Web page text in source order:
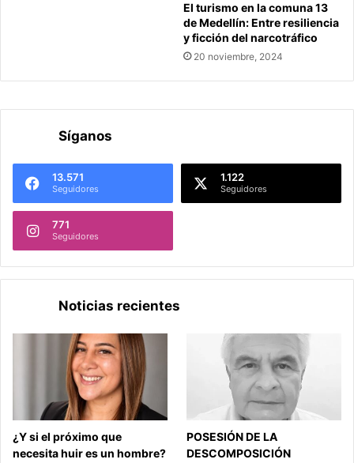
El turismo en la comuna 13
de Medellín: Entre resiliencia
y ficción del narcotráfico
20 noviembre, 2024
Síganos
13.571
Seguidores
1.122
Seguidores
771
Seguidores
Noticias recientes
¿Y si el próximo que
necesita huir es un hombre?
POSESIÓN DE LA
DESCOMPOSICIÓN